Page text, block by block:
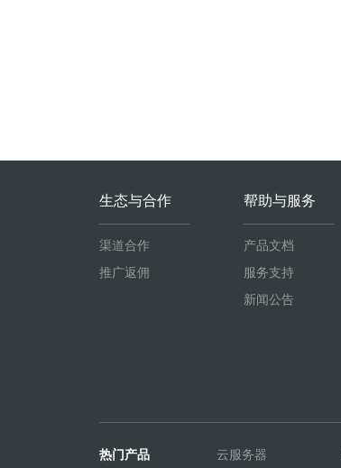
生态与合作
渠道合作
推广返佣
帮助与服务
产品文档
服务支持
新闻公告
热门产品 云服务器